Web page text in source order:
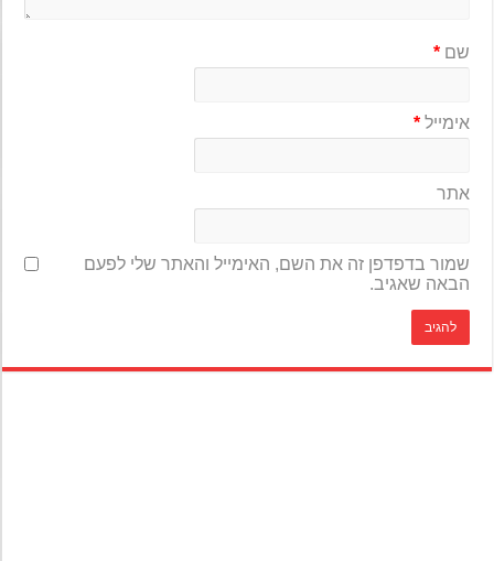
שם*
אימייל*
אתר
שמור בדפדפן זה את השם, האימייל והאתר שלי לפעם
הבאה שאגיב.